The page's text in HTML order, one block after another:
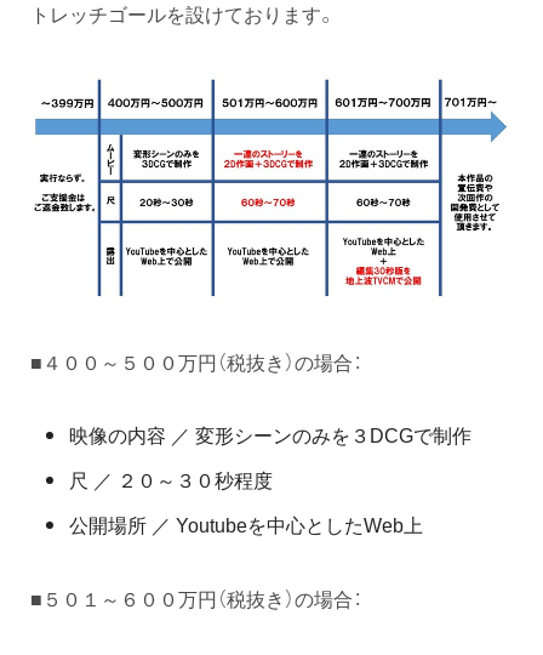
トレッチゴールを設けております。
■４００～５００万円（税抜き）の場合：
映像の内容 ／ 変形シーンのみを３DCGで制作
尺 ／ ２０～３０秒程度
公開場所 ／ Youtubeを中心としたWeb上
■５０１～６００万円（税抜き）の場合：